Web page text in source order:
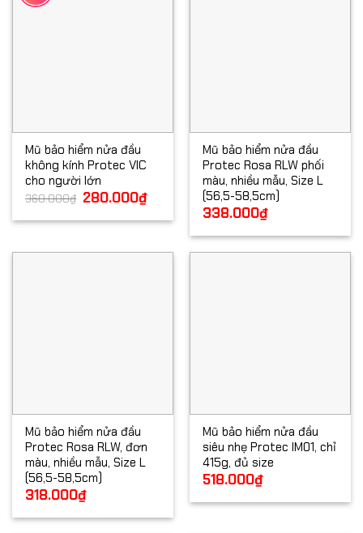
Mũ bảo hiểm nửa đầu
không kính Protec VIC
cho người lớn
360.000₫ Giá
gốc
360.000₫.
280.000₫Giá
hiện
là:
280.000₫.
Mũ bảo hiểm nửa đầu
Protec Rosa RLW phối
màu, nhiều mẫu, Size L
(56,5-58,5cm)
338.000₫
Mũ bảo hiểm nửa đầu
Protec Rosa RLW, đơn
màu, nhiều mẫu, Size L
(56,5-58,5cm)
318.000₫
Mũ bảo hiểm nửa đầu
siêu nhẹ Protec IM01, chỉ
415g, đủ size
518.000₫